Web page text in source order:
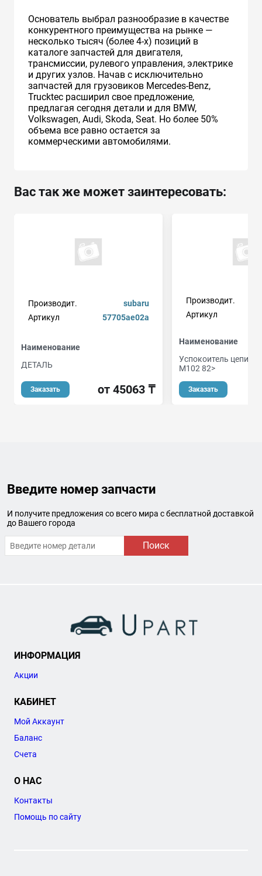
Основатель выбрал разнообразие в качестве
конкурентного преимущества на рынке —
несколько тысяч (более 4-х) позиций в
каталоге запчастей для двигателя,
трансмиссии, рулевого управления, электрике
и других узлов. Начав с исключительно
запчастей для грузовиков Mercedes-Benz,
Trucktec расширил свое предложение,
предлагая сегодня детали и для BMW,
Volkswagen, Audi, Skoda, Seat. Но более 50%
объема все равно остается за
коммерческими автомобилями.
Вас так же может заинтересовать:
Производит.
subaru
Артикул
57705ae02a
Наименование
ДЕТАЛЬ
Заказать от 45063 ₸
Производит.
Артикул
Наименование
Успокоитель цепи
M102 82>
Заказать
Введите номер запчасти
И получите предложения со всего мира с бесплатной доставкой
до Вашего города
Поиск
ИНФОРМАЦИЯ
Акции
КАБИНЕТ
Мой Аккаунт
Баланс
Счета
О НАС
Контакты
Помощь по сайту